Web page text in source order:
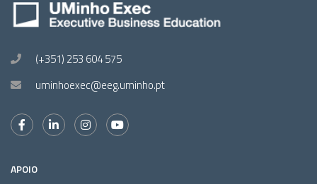
(+351) 253 604 575
uminhoexec@eeg.uminho.pt
APOIO